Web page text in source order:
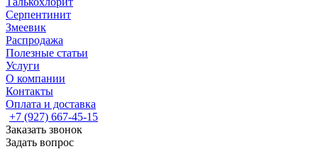
Серпентинит
Змеевик
Распродажа
Полезные статьи
Услуги
О компании
Контакты
Оплата и доставка
+7 (927) 667-45-15
Заказать звонок
Задать вопрос